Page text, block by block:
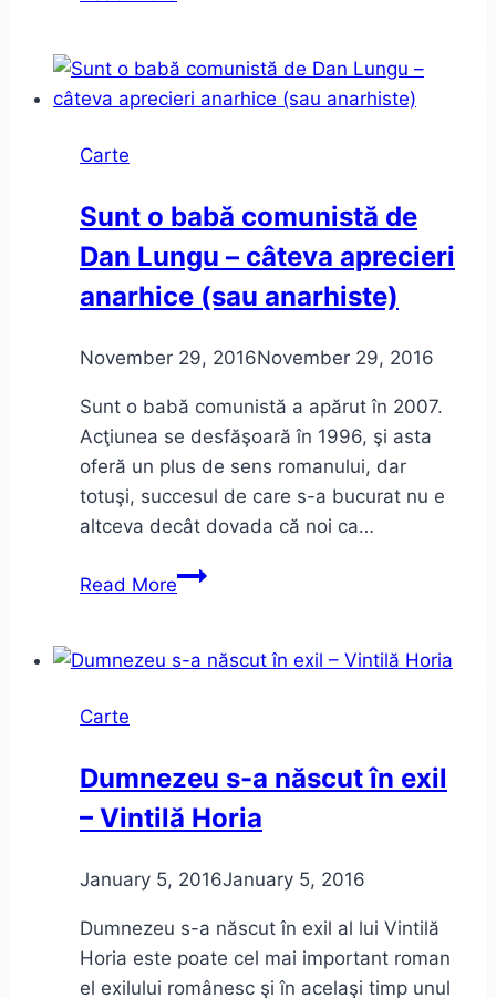
Carte
Sunt o babă comunistă de
Dan Lungu – câteva aprecieri
anarhice (sau anarhiste)
November 29, 2016November 29, 2016
Sunt o babă comunistă a apărut în 2007.
Acţiunea se desfăşoară în 1996, şi asta
oferă un plus de sens romanului, dar
totuşi, succesul de care s-a bucurat nu e
altceva decât dovada că noi ca…
Read MoreSunt
comunistă
–
câteva
anarhice
anarhiste)
Carte
Dumnezeu s-a născut în exil
– Vintilă Horia
January 5, 2016January 5, 2016
Dumnezeu s-a născut în exil al lui Vintilă
Horia este poate cel mai important roman
el exilului românesc şi în acelaşi timp unul